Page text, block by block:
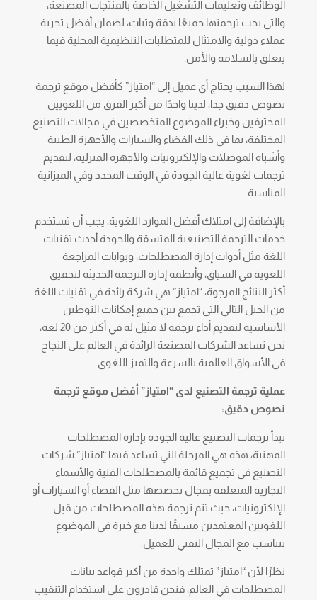
الوظائف وتعليمات التشغيل الخاصة بالمنتجات المصنعة،
والتي يجب ترجمتها جميعًا بدقة وثبات، لضمان أفضل تجربة
عملاء دولية والامتثال للمتطلبات التنظيمية المحلية فيما
يتعلق بالسلامة والأمن.
لهذا السبب يحتاج أي عميل إلى “امتياز” كأفضل موقع ترجمة
نصوص دقيق جدا، لدينا واحدًا من أكبر الفرق من اللغويين
المحترفين وخبراء الموضوع المتخصصين في مجالات التصنيع
المختلفة، بما في ذلك الفضاء والسيارات والأجهزة الطبية
وأشباه الموصلات والإلكترونيات والأجهزة المنزلية، لتقديم
ترجمات لغوية عالية الجودة في الوقت المحدد وفي الميزانية
المناسبة.
بالإضافة إلى امتلاك أفضل الموارد اللغوية، يجب أن تستخدم
خدمات الترجمة التصنيعية المتسقة والجودة أحدث تقنيات
اللغة مثل أدوات إدارة المصطلحات، وبوابات المراجعة
اللغوية في السياق، وأنظمة إدارة الترجمة الحديثة لتحقيق
أكثر النتائج المرجوة، “امتياز” هي شركة رائدة في تقنيات اللغة
من الجيل التالي التي تجمع بين جميع إمكانات التوطين
الأساسية لتقديم أداء ترجمة لا مثيل له في أكثر من 20 لغة،
نحن نساعد الشركات المصنعة الرائدة في العالم على النجاح
في الأسواق العالمية بالسرعة والتميز اللغوي.
عملية ترجمة التصنيع لدى “امتياز” أفضل موقع ترجمة
نصوص دقيق:
تبدأ ترجمات التصنيع عالية الجودة بإدارة المصطلحات
المهنية، هذه هي المرحلة التي تساعد فيها “امتياز” شركات
التصنيع في تجميع قائمة بالمصطلحات الفنية والأسماء
التجارية المتعلقة بمجال تخصصها مثل الفضاء أو السيارات أو
الإلكترونيات، حيث تتم ترجمة هذه المصطلحات من قبل
اللغويين المعتمدين مسبقًا لدينا مع خبرة في الموضوع
تتناسب مع المجال التقني للعميل.
نظرًا لأن “امتياز” تمتلك واحدة من أكبر قواعد بيانات
المصطلحات في العالم، فنحن قادرون على استخدام التنقيب